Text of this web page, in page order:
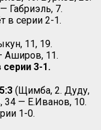
Габриэль, 7.
в серии 2-1.
11, 19.
Аширов, 11.
серии 3-1.
(Щимба, 2. Дуду,
34 — Е.Иванов, 10.
1-0.